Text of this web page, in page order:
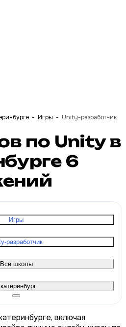
Игры Unity-разработчик
по Unity в
6
Игры
разработчик
Все школы
включая